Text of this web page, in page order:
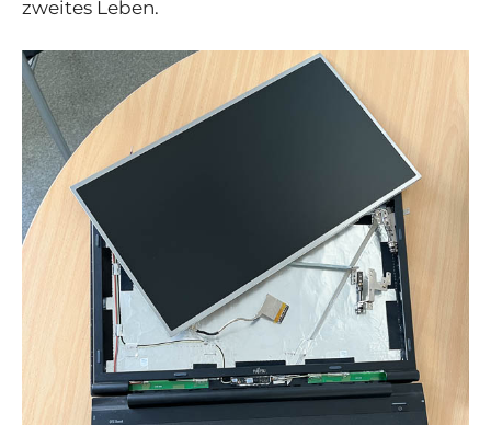
zweites Leben.